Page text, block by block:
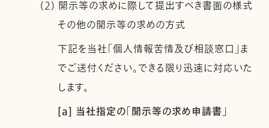
(2) 開示等の求めに際して提出すべき書面の様式
その他の開示等の求めの方式
下記を当社「個人情報苦情及び相談窓口」ま
でご送付ください。できる限り迅速に対応いた
します。
[a] 当社指定の「開示等の求め申請書」